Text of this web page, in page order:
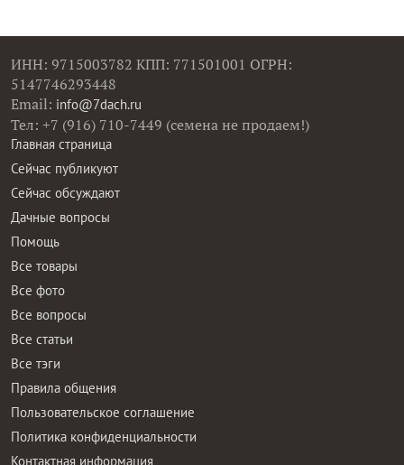
ИНН: 9715003782 КПП: 771501001 ОГРН:
5147746293448
Email: info@7dach.ru
Тел: +7 (916) 710-7449 (семена не продаем!)
Главная страница
Сейчас публикуют
Сейчас обсуждают
Дачные вопросы
Помощь
Все товары
Все фото
Все вопросы
Все статьи
Все тэги
Правила общения
Пользовательское соглашение
Политика конфиденциальности
Контактная информация